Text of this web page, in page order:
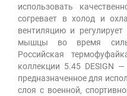
использовать
согревает в холод и
вентиляцию и регулирует
мышцы во время
Российская
коллекции 5.45 DESIGN
предназначенное для
слоя с военной,